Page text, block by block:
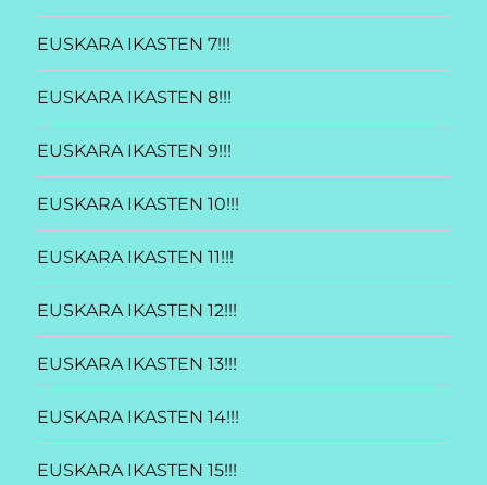
EUSKARA IKASTEN 7!!!
EUSKARA IKASTEN 8!!!
EUSKARA IKASTEN 9!!!
EUSKARA IKASTEN 10!!!
EUSKARA IKASTEN 11!!!
EUSKARA IKASTEN 12!!!
EUSKARA IKASTEN 13!!!
EUSKARA IKASTEN 14!!!
EUSKARA IKASTEN 15!!!